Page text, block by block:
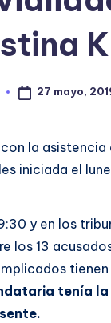
27 mayo,
la
iniciada el
y en los
los 13
tenía